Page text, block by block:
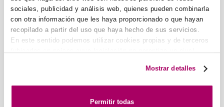
sociales, publicidad y análisis web, quienes pueden combinarla
con otra información que les haya proporcionado o que hayan
recopilado a partir del uso que haya hecho de sus servicios.
En este sentido podemos utilizar cookies propias y de terceros
(ubicados en países cuya legislación no garantiza un nivel
preferencias, analizar tu uso de la web y mostrar publicidad
Mostrar detalles
Permitir todas
Pol. Ind. nº 2 La Fuensanta
C/ Urano, 26
28936 Móstoles
(MADRID)
Bélgica, Países Baixos e
Luxemburgo
Koolair FRANÇA
França
Marrocos
Koolair MENA
Tunísia e Argélia